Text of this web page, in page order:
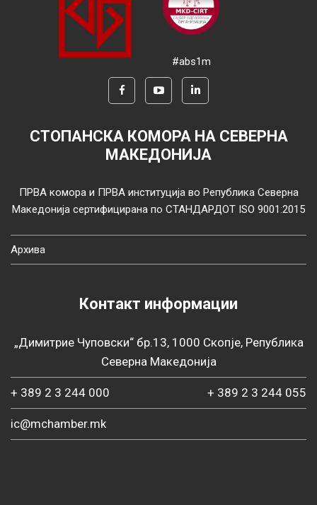
#abs1m
СТОПАНСКА КОМОРА НА СЕВЕРНА
МАКЕДОНИЈА
ПРВА комора и ПРВА институција во Република Северна
Македонија сертифицирана по СТАНДАРДОТ ISO 9001:2015
Архива
Контакт информации
„Димитрие Чуповски“ бр.13, 1000 Скопје, Република
Северна Македонија
+ 389 2 3 244 000 + 389 2 3 244 055
ic@mchamber.mk